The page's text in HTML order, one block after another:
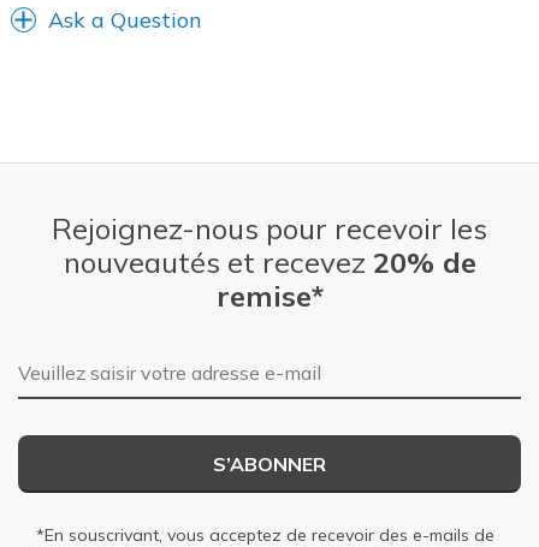
Ask a Question
Rejoignez-nous pour recevoir les
nouveautés et recevez 20% de
remise*
Adresse e-mail
S’ABONNER
*En souscrivant, vous acceptez de recevoir des e-mails de